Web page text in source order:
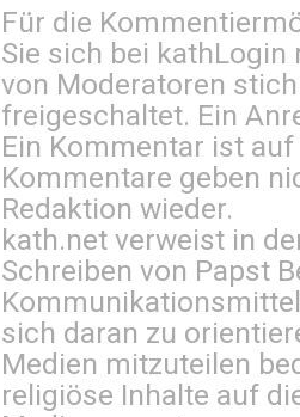
Für die
Sie sich bei kathLogin
von Moderatoren
freigeschaltet. Ein
Ein Kommentar ist
Kommentare geben
Redaktion wieder.
kath.net verweist in
Schreiben von Papst
sich daran zu
Medien mitzuteilen
religiöse Inhalte auf